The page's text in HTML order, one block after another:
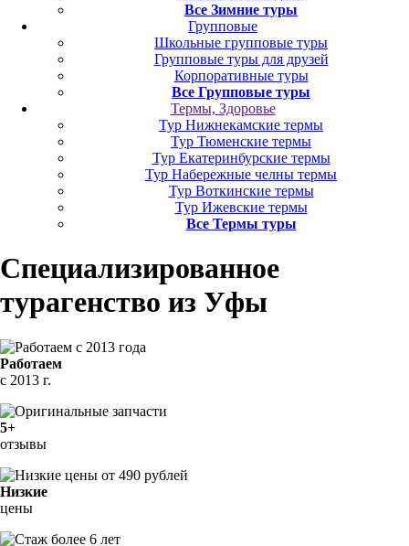
Все Зимние туры
Групповые
Школьные групповые туры
Групповые туры для друзей
Корпоративные туры
Все Групповые туры
Термы, Здоровье
Тур Нижнекамские термы
Тур Тюменские термы
Тур Екатеринбурские термы
Тур Набережные челны термы
Тур Воткинские термы
Тур Ижевские термы
Все Термы туры
Специализированное
турагенство из Уфы
Работаем
с 2013 г.
5+
отзывы
Низкие
цены